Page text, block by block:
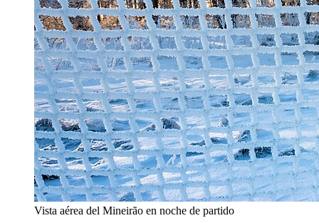
Vista aérea del Mineirão en noche de partido